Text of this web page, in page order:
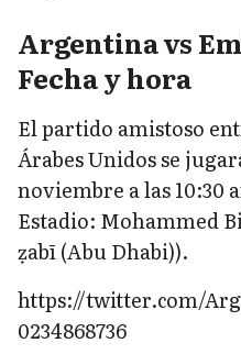
Argentina vs
Fecha y hora
El partido amistoso
Árabes Unidos se
noviembre a las 10:30
Estadio: Mohammed
ẓabī (Abu Dhabi)).
https://twitter.com/
0234868736